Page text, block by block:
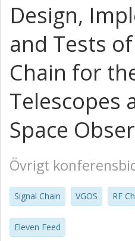
Design,
and Tests
Chain for
Telescopes
Space
Övrigt
Signal Chain VGOS RF
Eleven Feed